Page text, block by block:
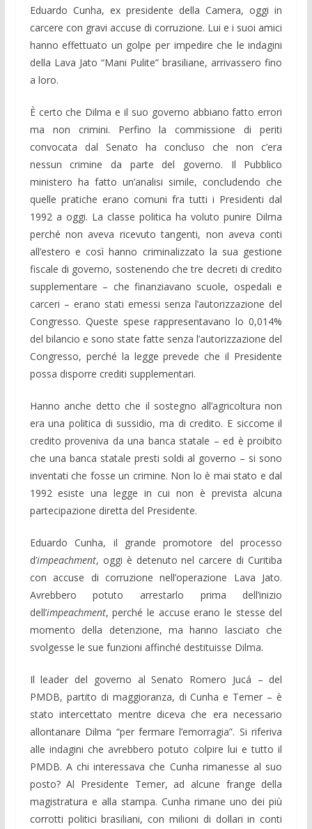
Eduardo Cunha, ex presidente della Camera, oggi in
carcere con gravi accuse di corruzione. Lui e i suoi amici
hanno effettuato un golpe per impedire che le indagini
della Lava Jato “Mani Pulite” brasiliane, arrivassero fino
a loro.
È certo che Dilma e il suo governo abbiano fatto errori
ma non crimini. Perfino la commissione di periti
convocata dal Senato ha concluso che non c’era
nessun crimine da parte del governo. Il Pubblico
ministero ha fatto un’analisi simile, concludendo che
quelle pratiche erano comuni fra tutti i Presidenti dal
1992 a oggi. La classe politica ha voluto punire Dilma
perché non aveva ricevuto tangenti, non aveva conti
all’estero e così hanno criminalizzato la sua gestione
fiscale di governo, sostenendo che tre decreti di credito
supplementare – che finanziavano scuole, ospedali e
carceri – erano stati emessi senza l’autorizzazione del
Congresso. Queste spese rappresentavano lo 0,014%
del bilancio e sono state fatte senza l’autorizzazione del
Congresso, perché la legge prevede che il Presidente
possa disporre crediti supplementari.
Hanno anche detto che il sostegno all’agricoltura non
era una politica di sussidio, ma di credito. E siccome il
credito proveniva da una banca statale – ed è proibito
che una banca statale presti soldi al governo – si sono
inventati che fosse un crimine. Non lo è mai stato e dal
1992 esiste una legge in cui non è prevista alcuna
partecipazione diretta del Presidente.
Eduardo Cunha, il grande promotore del processo
d’impeachment, oggi è detenuto nel carcere di Curitiba
con accuse di corruzione nell’operazione Lava Jato.
Avrebbero potuto arrestarlo prima dell’inizio
dell’impeachment, perché le accuse erano le stesse del
momento della detenzione, ma hanno lasciato che
svolgesse le sue funzioni affinché destituisse Dilma.
Il leader del governo al Senato Romero Jucá – del
PMDB, partito di maggioranza, di Cunha e Temer – è
stato intercettato mentre diceva che era necessario
allontanare Dilma “per fermare l’emorragia”. Si riferiva
alle indagini che avrebbero potuto colpire lui e tutto il
PMDB. A chi interessava che Cunha rimanesse al suo
posto? Al Presidente Temer, ad alcune frange della
magistratura e alla stampa. Cunha rimane uno dei più
corrotti politici brasiliani, con milioni di dollari in conti